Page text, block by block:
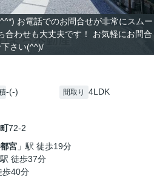
お電話でのお問合せが非常にスムー
合わせも大丈夫です！ お気軽にお問合
さい(^^)/
-(-) 間取り 4LDK
72-2
宮 」駅 徒歩19分
駅 徒歩37分
歩40分